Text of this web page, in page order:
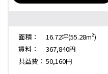
面積：
16.72坪(55.28m²)
賃料：
367,840円
共益費： 50,160円